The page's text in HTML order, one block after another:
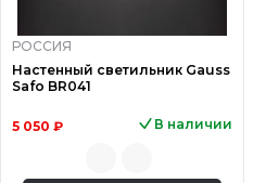
РОССИЯ
Настенный светильник Gauss
Safo BR041
5 050 ₽ В наличии